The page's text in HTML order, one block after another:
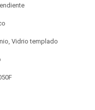
Vidrio templado